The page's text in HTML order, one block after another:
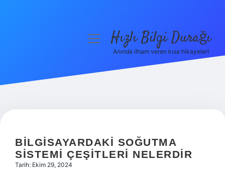
Hakkımızda
menüyüHızlı Bilgi Durağı
Anında ilham veren kısa hikayeler!
BILGISAYARDAKI SOĞUTMA
SISTEMI ÇEŞITLERI NELERDIR
Tarih: Ekim 29, 2024